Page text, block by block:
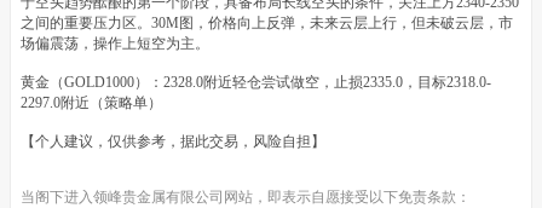
之间的重要压力区。30M图，价格向上反弹，未来云层上行，但未破云层，市
场偏震荡，操作上短空为主。
黄金（GOLD1000）：2328.0附近轻仓尝试做空，止损2335.0，目标2318.0-
2297.0附近（策略单）
【个人建议，仅供参考，据此交易，风险自担】
当阁下进入领峰贵金属有限公司网站，即表示自愿接受以下免责条款：